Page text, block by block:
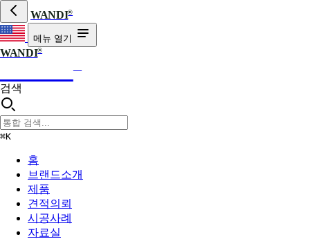
WANDI®
메뉴 열기
WANDI®
WANDI
검색
⌘K
홈
브랜드소개
제품
견적의뢰
시공사례
자료실